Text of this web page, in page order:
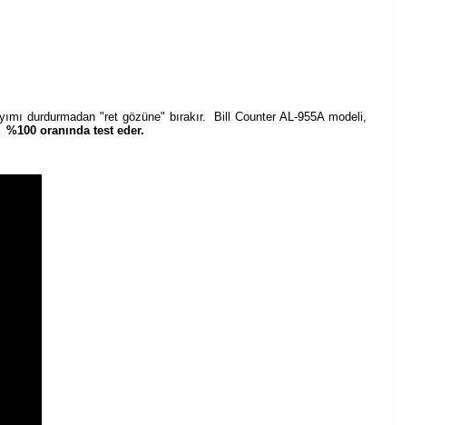
durdurmadan "ret gözüne" bırakır. Bill Counter AL-955A modeli,
oranında test eder.